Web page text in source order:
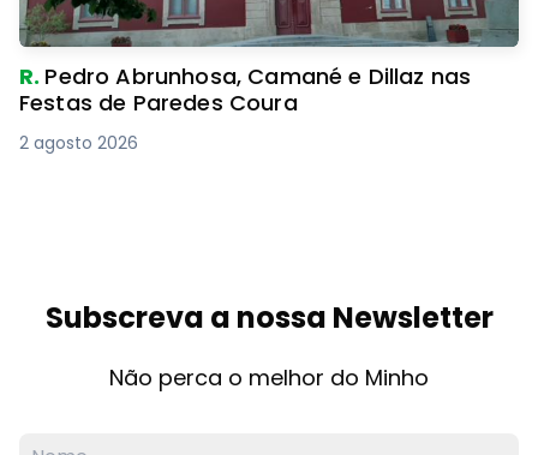
R. Pedro Abrunhosa, Camané e Dillaz nas
Festas de Paredes Coura
2 agosto 2026
Subscreva a nossa Newsletter
Não perca o melhor do Minho